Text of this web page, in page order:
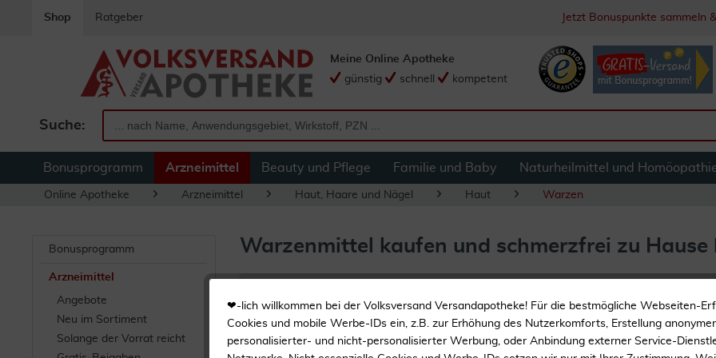
Shop Ratgeber Jetzt Bonuspunkte sammeln
Suche:
Meine Online Apotheke
günstig
schnell kompetent
Bonusprogramm Arzneimittel Beauty und Pflege Familie und Baby Naturheilmittel und
Online Apotheke Arzneimittel Haut, Haare und Nägel Haut Warzen
Bonusprogramm
Arzneimittel
Angebote
Neu im Sortiment
Solange der Vorrat reicht
Warzenmittel kaufen und schmerzfrei zu Hause
1 2 ... 3
❤-lich willkommen bei der Volksversand Versandapotheke! Für die bestmögliche Webseiten-
Cookies und mobile Werbe-IDs ein, z.B. zur Erhöhung des Nutzerkomforts, Erstellung
personalisierter- und nicht-personalisierter Werbung, oder Anbindung externer Service-